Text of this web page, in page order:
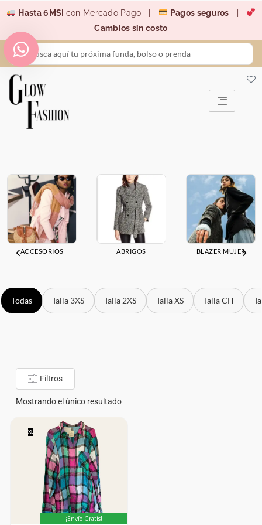
contenido
Hasta 6MSI con Mercado Pago | Pagos seguros
Cambios sin costo
Search
...
ACCESORIOS ABRIGOS BLAZER MUJER
Todas Talla 3XS Talla 2XS Talla XS Talla CH
Filtros
Mostrando el único resultado
XL
¡Envío Gratis!